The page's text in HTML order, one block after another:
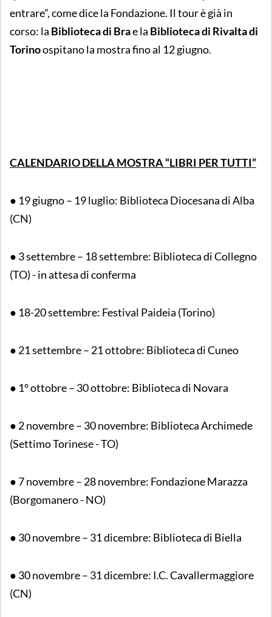
entrare”, come dice la Fondazione. Il tour è già in
corso: la Biblioteca di Brae la Biblioteca di Rivalta di
Torinoospitano la mostra fino al 12 giugno.
CALENDARIO DELLA MOSTRA “LIBRI PER TUTTI”
● 19 giugno – 19 luglio: Biblioteca Diocesana di Alba
(CN)
● 3 settembre – 18 settembre: Biblioteca di Collegno
(TO) - in attesa di conferma
● 18-20 settembre: Festival Paideia (Torino)
● 21 settembre – 21 ottobre: Biblioteca di Cuneo
● 1° ottobre – 30 ottobre: Biblioteca di Novara
● 2 novembre – 30 novembre: Biblioteca Archimede
(Settimo Torinese - TO)
● 7 novembre – 28 novembre: Fondazione Marazza
(Borgomanero - NO)
● 30 novembre – 31 dicembre: Biblioteca di Biella
● 30 novembre – 31 dicembre: I.C. Cavallermaggiore
(CN)